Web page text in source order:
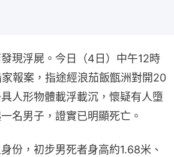
現浮屍。今日（4日）中午12時
報案，指途經浪茄飯甑洲對開20
人形物體載浮載沉，懷疑有人墮
名男子，證實已明顯死亡。
份，初步男死者身高約1.68米、